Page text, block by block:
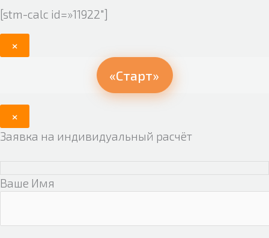
[stm-calc id=»11922″]
×
«Старт»
×
Заявка на индивидуальный расчёт
Ваше Имя